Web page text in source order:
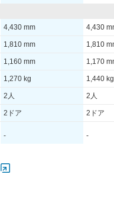
4,430 mm 4,430
1,810 mm 1,810
1,160 mm 1,170
1,270 kg 1,440 kg
2人 2人
2ドア 2ドア
- -
206.00 [280]/ 7,300